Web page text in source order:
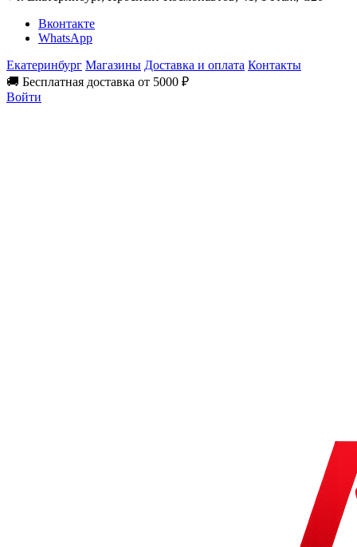
Вконтакте
WhatsApp
Екатеринбург Магазины Доставка и оплата Контакты
🚚 Бесплатная доставка от 5000 ₽
Войти